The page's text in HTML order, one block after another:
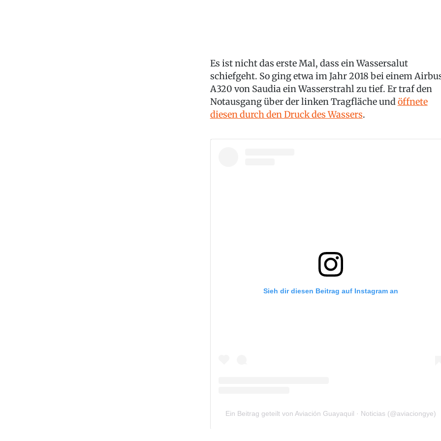
Es ist nicht das erste Mal, dass ein Wassersalut
schiefgeht. So ging etwa im Jahr 2018 bei einem
A320 von Saudia ein Wasserstrahl zu tief. Er traf den
Notausgang über der linken Tragfläche undöffnete
diesen durch den Druck des Wassers.